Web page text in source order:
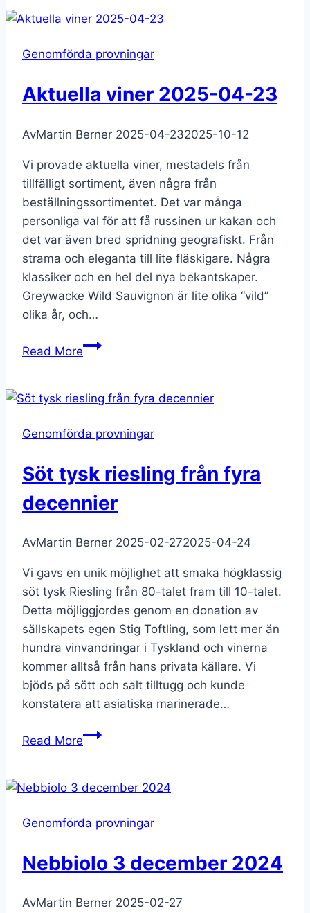
Portugisiska
viner
Genomförda provningar
Aktuella viner 2025-04-23
AvMartin Berner 2025-04-232025-10-12
Vi provade aktuella viner, mestadels från
tillfälligt sortiment, även några från
beställningssortimentet. Det var många
personliga val för att få russinen ur kakan och
det var även bred spridning geografiskt. Från
strama och eleganta till lite fläskigare. Några
klassiker och en hel del nya bekantskaper.
Greywacke Wild Sauvignon är lite olika “vild”
olika år, och…
Read MoreAktuella
04-
Genomförda provningar
Söt tysk riesling från fyra
decennier
AvMartin Berner 2025-02-272025-04-24
Vi gavs en unik möjlighet att smaka högklassig
söt tysk Riesling från 80-talet fram till 10-talet.
Detta möjliggjordes genom en donation av
sällskapets egen Stig Toftling, som lett mer än
hundra vinvandringar i Tyskland och vinerna
kommer alltså från hans privata källare. Vi
bjöds på sött och salt tilltugg och kunde
konstatera att asiatiska marinerade…
Read MoreSöt
från
decennier
Genomförda provningar
Nebbiolo 3 december 2024
AvMartin Berner 2025-02-27